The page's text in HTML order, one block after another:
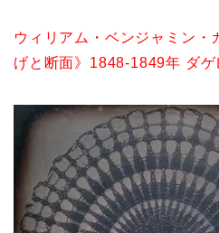
ウィリアム・ベンジャミン・
げと断面》1848-1849年 ダ